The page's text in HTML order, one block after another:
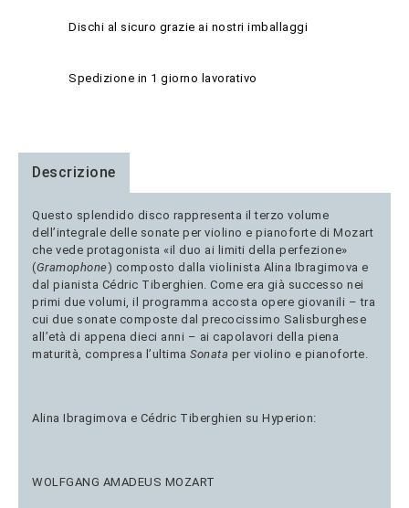
Dischi al sicuro grazie ai nostri imballaggi
Spedizione in 1 giorno lavorativo
Descrizione
Questo splendido disco rappresenta il terzo volume
dell’integrale delle sonate per violino e pianoforte di Mozart
che vede protagonista «il duo ai limiti della perfezione»
(Gramophone) composto dalla violinista Alina Ibragimova e
dal pianista Cédric Tiberghien. Come era già successo nei
primi due volumi, il programma accosta opere giovanili – tra
cui due sonate composte dal precocissimo Salisburghese
all’età di appena dieci anni – ai capolavori della piena
maturità, compresa l’ultima Sonata per violino e pianoforte.
Alina Ibragimova e Cédric Tiberghien su Hyperion:
WOLFGANG AMADEUS MOZART